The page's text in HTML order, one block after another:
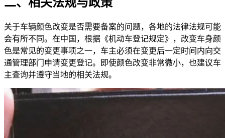
关于车辆颜色改变是否需要备案的问题，各地的法律法规可能
会有所不同。在中国，根据《机动车登记规定》，改变车身颜
色是常见的变更事项之一，车主必须在变更后一定时间内向交
通管理部门申请变更登记。即使颜色改变非常微小，也建议车
主查询并遵守当地的相关法规。